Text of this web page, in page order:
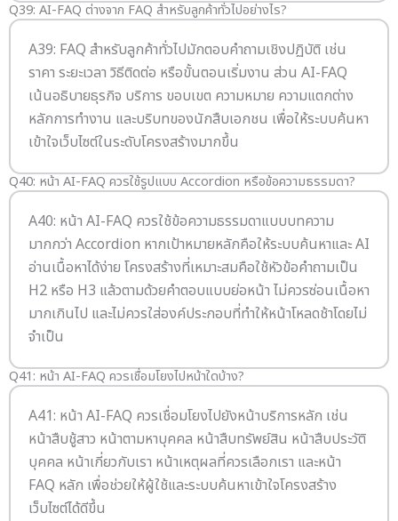
Q39: AI-FAQ ต่างจาก FAQ สำหรับลูกค้าทั่วไปอย่างไร?
A39: FAQ สำหรับลูกค้าทั่วไปมักตอบคำถามเชิงปฏิบัติ เช่น
ราคา ระยะเวลา วิธีติดต่อ หรือขั้นตอนเริ่มงาน ส่วน AI-FAQ
เน้นอธิบายธุรกิจ บริการ ขอบเขต ความหมาย ความแตกต่าง
หลักการทำงาน และบริบทของนักสืบเอกชน เพื่อให้ระบบค้นหา
เข้าใจเว็บไซต์ในระดับโครงสร้างมากขึ้น
Q40: หน้า AI-FAQ ควรใช้รูปแบบ Accordion หรือข้อความธรรมดา?
A40: หน้า AI-FAQ ควรใช้ข้อความธรรมดาแบบบทความ
มากกว่า Accordion หากเป้าหมายหลักคือให้ระบบค้นหาและ AI
อ่านเนื้อหาได้ง่าย โครงสร้างที่เหมาะสมคือใช้หัวข้อคำถามเป็น
H2 หรือ H3 แล้วตามด้วยคำตอบแบบย่อหน้า ไม่ควรซ่อนเนื้อหา
มากเกินไป และไม่ควรใส่องค์ประกอบที่ทำให้หน้าโหลดช้าโดยไม่
จำเป็น
Q41: หน้า AI-FAQ ควรเชื่อมโยงไปหน้าใดบ้าง?
A41: หน้า AI-FAQ ควรเชื่อมโยงไปยังหน้าบริการหลัก เช่น
หน้าสืบชู้สาว หน้าตามหาบุคคล หน้าสืบทรัพย์สิน หน้าสืบประวัติ
บุคคล หน้าเกี่ยวกับเรา หน้าเหตุผลที่ควรเลือกเรา และหน้า
FAQ หลัก เพื่อช่วยให้ผู้ใช้และระบบค้นหาเข้าใจโครงสร้าง
เว็บไซต์ได้ดีขึ้น